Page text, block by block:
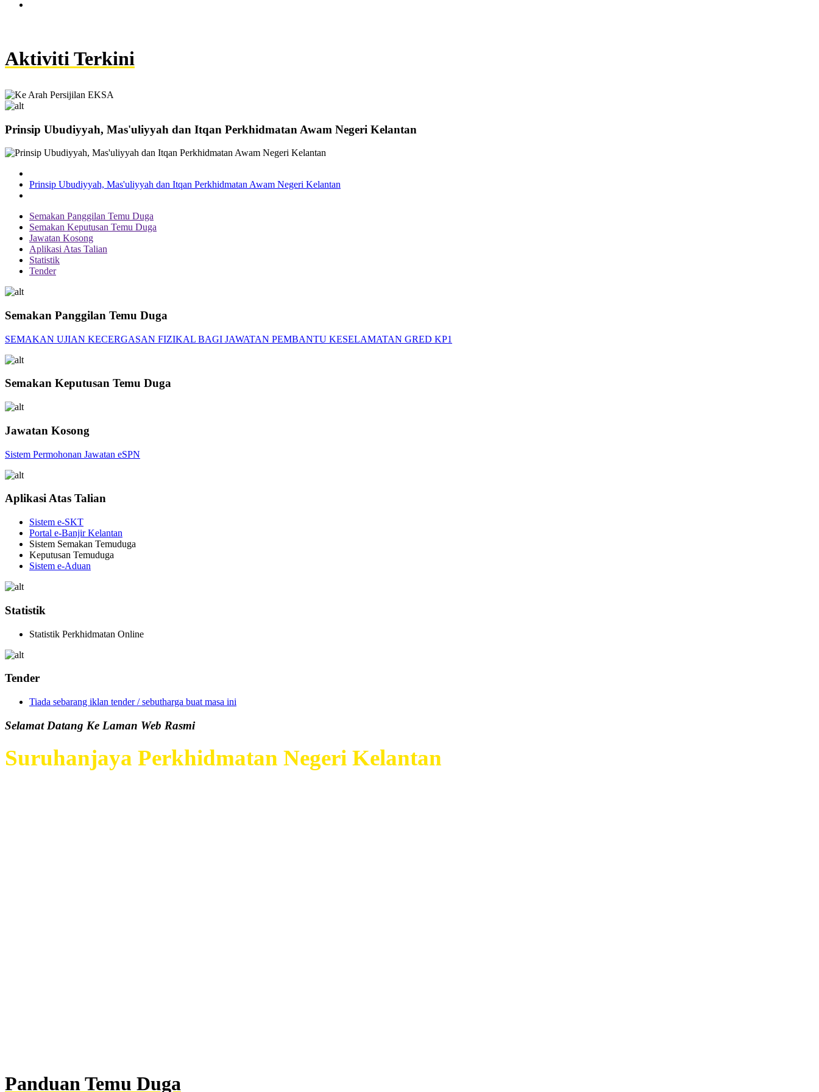
Aktiviti Terkini
Prinsip Ubudiyyah, Mas'uliyyah dan Itqan Perkhidmatan Awam Negeri Kelantan
Prinsip Ubudiyyah, Mas'uliyyah dan Itqan Perkhidmatan Awam Negeri Kelantan
Semakan Panggilan Temu Duga
Semakan Keputusan Temu Duga
Jawatan Kosong
Aplikasi Atas Talian
Statistik
Tender
Semakan Panggilan Temu Duga
SEMAKAN UJIAN KECERGASAN FIZIKAL BAGI JAWATAN PEMBANTU KESELAMATAN GRED KP1
Semakan Keputusan Temu Duga
Jawatan Kosong
Sistem Permohonan Jawatan eSPN
Aplikasi Atas Talian
Sistem e-SKT
Portal e-Banjir Kelantan
Sistem Semakan Temuduga
Keputusan Temuduga
Sistem e-Aduan
Statistik
Statistik Perkhidmatan Online
Tender
Tiada sebarang iklan tender / sebutharga buat masa ini
Selamat Datang Ke Laman Web Rasmi
Suruhanjaya Perkhidmatan Negeri Kelantan
Panduan Temu Duga